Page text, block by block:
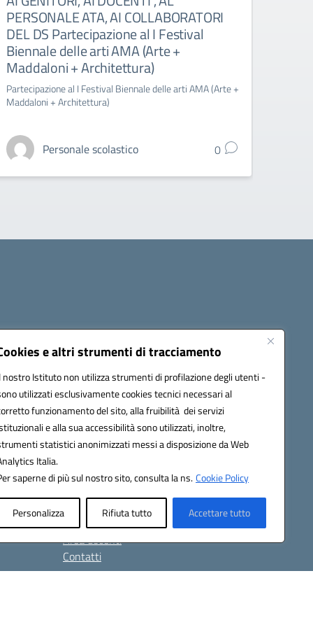
e altri strumenti di tracciamento
nostro Istituto non utilizza strumenti di profilazione degli utenti -
utilizzati esclusivamente cookies tecnici necessari al
funzionamento del sito, alla fruibilità dei servizi
e alla sua accessibilità sono utilizzati, inoltre,
statistici anonimizzati messi a disposizione da Web
Italia.
saperne di più sul nostro sito, consulta la ns.Cookie Policy
Personalizza Rifiuta tutto Accettare tutto
PERSONALE ATA, AI COLLABORATORI
DEL DS Partecipazione al I Festival
Biennale delle arti AMA (Arte +
Maddaloni + Architettura)
Partecipazione al I Festival Biennale delle arti AMA (Arte +
Maddaloni + Architettura)
Personale scolastico 0
Novità
Le notizie
Le circolari
Calendario eventi
Albo online
Eventi
Amm. trasparente
Area Personale ATA
Area docenti
Contatti